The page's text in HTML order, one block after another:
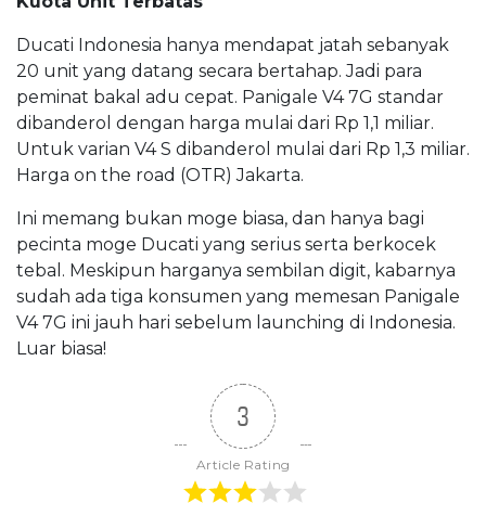
Ducati Indonesia hanya mendapat jatah sebanyak
20 unit yang datang secara bertahap. Jadi para
peminat bakal adu cepat. Panigale V4 7G standar
dibanderol dengan harga mulai dari Rp 1,1 miliar.
Untuk varian V4 S dibanderol mulai dari Rp 1,3 miliar.
Harga on the road (OTR) Jakarta.
Ini memang bukan moge biasa, dan hanya bagi
pecinta moge Ducati yang serius serta berkocek
tebal. Meskipun harganya sembilan digit, kabarnya
sudah ada tiga konsumen yang memesan Panigale
V4 7G ini jauh hari sebelum launching di Indonesia.
Luar biasa!
3
Article Rating